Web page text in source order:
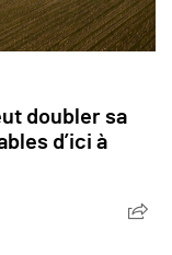
doubler sa
d’ici à